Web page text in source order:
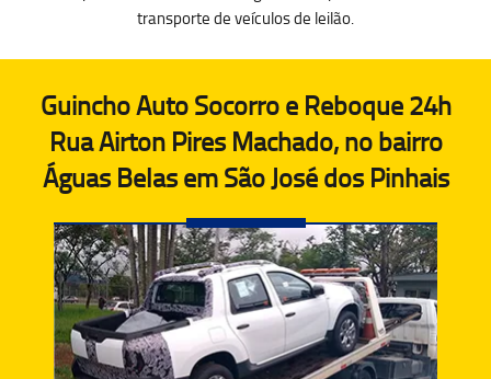
transporte de veículos de leilão.
Guincho Auto Socorro e Reboque 24h
Rua Airton Pires Machado, no bairro
Águas Belas em São José dos Pinhais